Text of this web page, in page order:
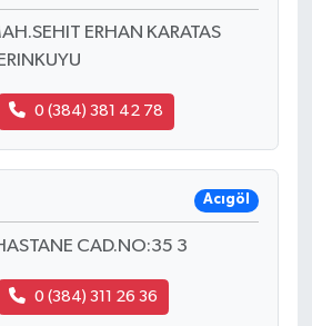
ERHAN KARATAS
0 (384) 381 42 78
Acıgöl
CAD.NO:35 3
0 (384) 311 26 36